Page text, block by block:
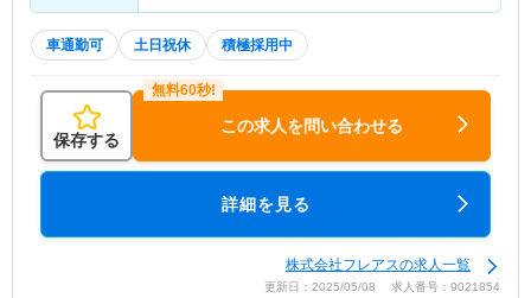
車通勤可 土日祝休 積極採用中
保存する
この求人を問い合わせる
詳細を見る
株式会社フレアスの求人一覧
更新日：2025/05/08 求人番号：9021854